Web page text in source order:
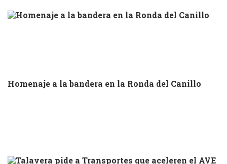
Homenaje a la bandera en la Ronda del Canillo